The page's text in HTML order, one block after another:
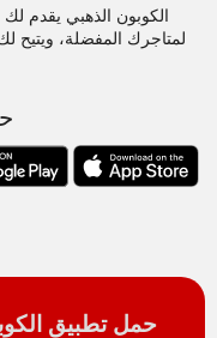
الكوبون الذهبي يقدم
لمتاجرك المفضلة، ويتيح
حمل تطبيق